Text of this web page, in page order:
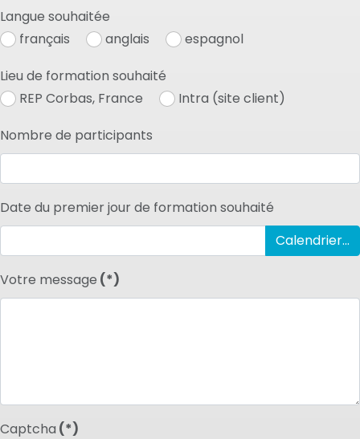
Langue souhaitée
français
anglais
espagnol
Lieu de formation souhaité
REP Corbas, France
Intra (site client)
Nombre de participants
Date du premier jour de formation souhaité
Calendrier...
Votre message (*)
Captcha (*)